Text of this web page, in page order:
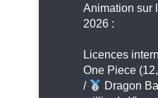
Animation sur
2026 :
Licences
One Piece
/
Dragon